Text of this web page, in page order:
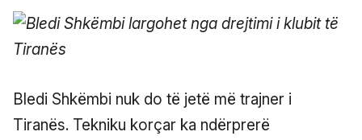
Bledi Shkëmbi nuk do të jetë më trajner i
Tiranës. Tekniku korçar ka ndërprerë